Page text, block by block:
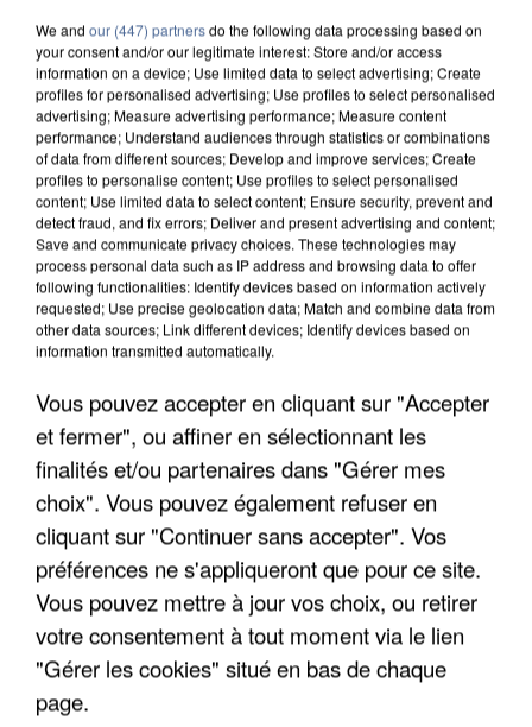
DE FAUNE SAUVAGE SONT...
We and our (447) partnersdo the following data processing based on
your consent and/or our legitimate interest: Store and/or access
information on a device; Use limited data to select advertising; Create
profiles for personalised advertising; Use profiles to select personalised
advertising; Measure advertising performance; Measure content
performance; Understand audiences through statistics or combinations
of data from different sources; Develop and improve services; Create
profiles to personalise content; Use profiles to select personalised
content; Use limited data to select content; Ensure security, prevent and
detect fraud, and fix errors; Deliver and present advertising and content;
Save and communicate privacy choices. These technologies may
process personal data such as IP address and browsing data to offer
following functionalities: Identify devices based on information actively
requested; Use precise geolocation data; Match and combine data from
other data sources; Link different devices; Identify devices based on
information transmitted automatically.
Vous pouvez accepter en cliquant sur "Accepter
et fermer", ou affiner en sélectionnant les
finalités et/ou partenaires dans "Gérer mes
choix". Vous pouvez également refuser en
cliquant sur "Continuer sans accepter". Vos
préférences ne s'appliqueront que pour ce site.
Vous pouvez mettre à jour vos choix, ou retirer
votre consentement à tout moment via le lien
"Gérer les cookies" situé en bas de chaque
page.